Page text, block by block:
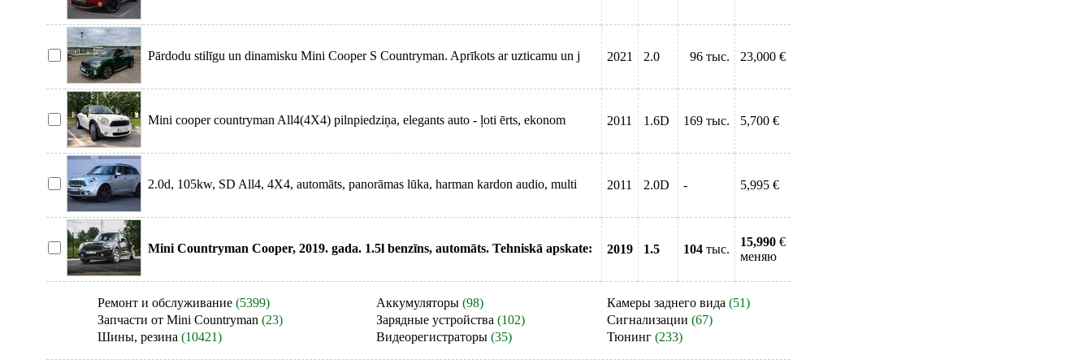
Pārdodu stilīgu un dinamisku Mini Cooper S Countryman. Aprīkots ar uzticamu un j 2021 2.0 96 тыс. 23,000 €
Mini cooper countryman All4(4X4) pilnpiedziņa, elegants auto - ļoti ērts, ekonom 2011 1.6D 169 тыс. 5,700 €
2.0d, 105kw, SD All4, 4X4, automāts, panorāmas lūka, harman kardon audio, multi 2011 2.0D - 5,995 €
Mini Countryman Cooper, 2019. gada. 1.5l benzīns, automāts. Tehniskā apskate: 2019 1.5 104 тыс.
15,990 €
меняю
Ремонт и обслуживание (5399)
Запчасти от Mini Countryman (23)
Шины, резина (10421)
Аккумуляторы (98)
Зарядные устройства (102)
Видеорегистраторы (35)
Камеры заднего вида (51)
Сигнализации (67)
Тюнинг (233)